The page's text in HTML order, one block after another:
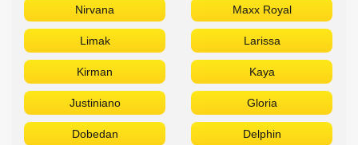
Nirvana Maxx Royal
Limak Larissa
Kirman Kaya
Justiniano Gloria
Dobedan Delphin